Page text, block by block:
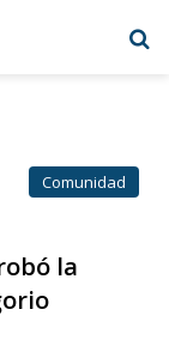
Comunidad
la